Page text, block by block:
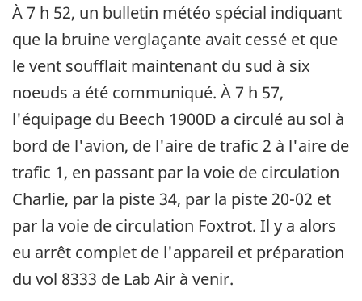
À 7 h 52, un bulletin météo spécial indiquant
que la bruine verglaçante avait cessé et que
le vent soufflait maintenant du sud à six
noeuds a été communiqué. À 7 h 57,
l'équipage du Beech 1900D a circulé au sol à
bord de l'avion, de l'aire de trafic 2 à l'aire de
trafic 1, en passant par la voie de circulation
Charlie, par la piste 34, par la piste 20-02 et
par la voie de circulation Foxtrot. Il y a alors
eu arrêt complet de l'appareil et préparation
du vol 8333 de Lab Air à venir.